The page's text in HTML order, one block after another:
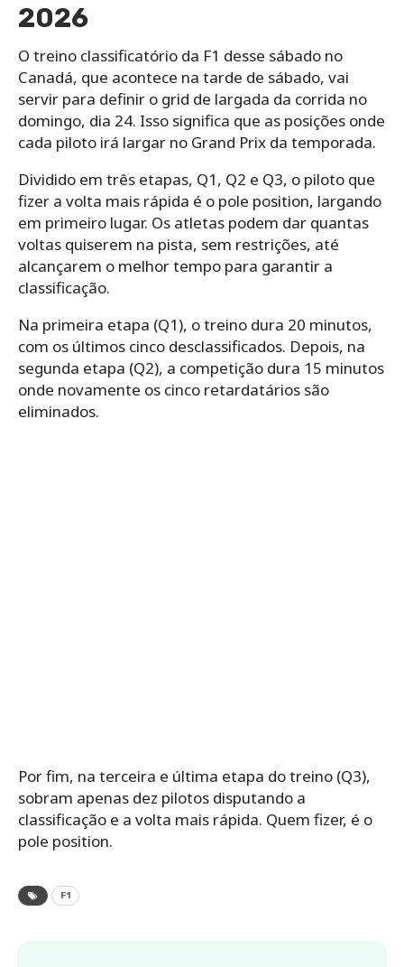
2026
O treino classificatório da F1 desse sábado no
Canadá, que acontece na tarde de sábado, vai
servir para definir o grid de largada da corrida no
domingo, dia 24. Isso significa que as posições onde
cada piloto irá largar no Grand Prix da temporada.
Dividido em três etapas, Q1, Q2 e Q3, o piloto que
fizer a volta mais rápida é o pole position, largando
em primeiro lugar. Os atletas podem dar quantas
voltas quiserem na pista, sem restrições, até
alcançarem o melhor tempo para garantir a
classificação.
Na primeira etapa (Q1), o treino dura 20 minutos,
com os últimos cinco desclassificados. Depois, na
segunda etapa (Q2), a competição dura 15 minutos
onde novamente os cinco retardatários são
eliminados.
Por fim, na terceira e última etapa do treino (Q3),
sobram apenas dez pilotos disputando a
classificação e a volta mais rápida. Quem fizer, é o
pole position.
F1